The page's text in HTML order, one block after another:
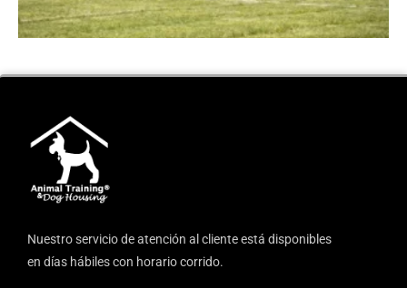
Nuestro servicio de atención al cliente está disponibles
en días hábiles con horario corrido.